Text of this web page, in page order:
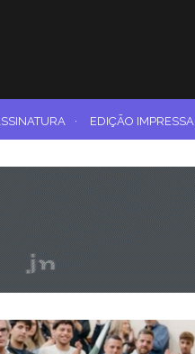
· EDIÇÃO IMPRESSA